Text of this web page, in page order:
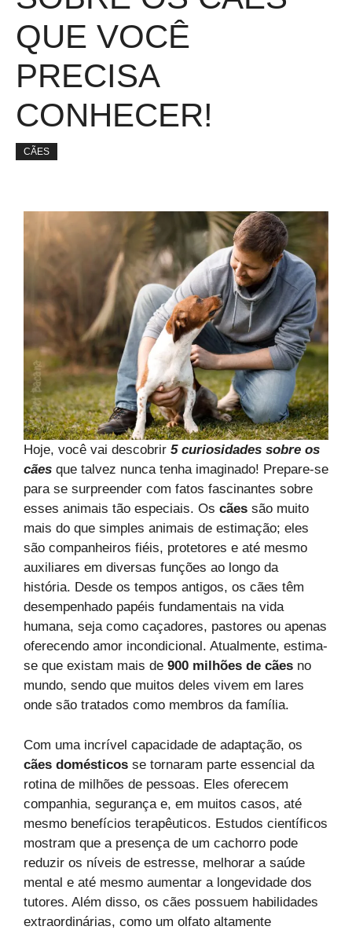
QUE VOCÊ
PRECISA
CONHECER!
CÃES
Hoje, você vai descobrir 5 curiosidades sobre os
cães que talvez nunca tenha imaginado! Prepare-se
para se surpreender com fatos fascinantes sobre
esses animais tão especiais. Os cães são muito
mais do que simples animais de estimação; eles
são companheiros fiéis, protetores e até mesmo
auxiliares em diversas funções ao longo da
história. Desde os tempos antigos, os cães têm
desempenhado papéis fundamentais na vida
humana, seja como caçadores, pastores ou apenas
oferecendo amor incondicional. Atualmente, estima-
se que existam mais de 900 milhões de cães no
mundo, sendo que muitos deles vivem em lares
onde são tratados como membros da família.
Com uma incrível capacidade de adaptação, os
cães domésticos se tornaram parte essencial da
rotina de milhões de pessoas. Eles oferecem
companhia, segurança e, em muitos casos, até
mesmo benefícios terapêuticos. Estudos científicos
mostram que a presença de um cachorro pode
reduzir os níveis de estresse, melhorar a saúde
mental e até mesmo aumentar a longevidade dos
tutores. Além disso, os cães possuem habilidades
extraordinárias, como um olfato altamente